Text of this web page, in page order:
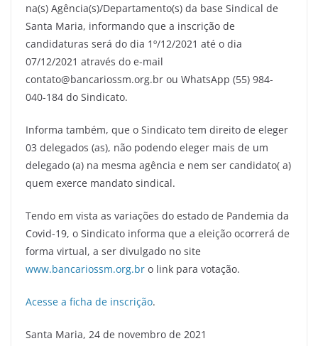
na(s) Agência(s)/Departamento(s) da base Sindical de
Santa Maria, informando que a inscrição de
candidaturas será do dia 1º/12/2021 até o dia
07/12/2021 através do e-mail
contato@bancariossm.org.br ou WhatsApp (55) 984-
040-184 do Sindicato.
Informa também, que o Sindicato tem direito de eleger
03 delegados (as), não podendo eleger mais de um
delegado (a) na mesma agência e nem ser candidato( a)
quem exerce mandato sindical.
Tendo em vista as variações do estado de Pandemia da
Covid-19, o Sindicato informa que a eleição ocorrerá de
forma virtual, a ser divulgado no site
www.bancariossm.org.br o link para votação.
Acesse a ficha de inscrição.
Santa Maria, 24 de novembro de 2021